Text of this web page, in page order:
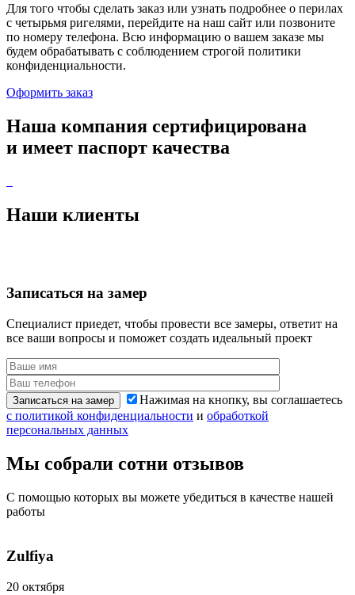
Для того чтобы сделать заказ или узнать подробнее о перилах
с четырьмя ригелями, перейдите на наш сайт или позвоните
по номеру телефона. Всю информацию о вашем заказе мы
будем обрабатывать с соблюдением строгой политики
конфиденциальности.
Оформить заказ
Наша компания сертифицирована
и имеет паспорт качества
Наши клиенты
Записаться на замер
Специалист приедет, чтобы провести все замеры, ответит на
все ваши вопросы и поможет создать идеальный проект
Записаться на замер
Нажимая на кнопку, вы соглашаетесь
с политикой конфиденциальности и обработкой
персональных данных
Мы собрали сотни отзывов
С помощью которых вы можете убедиться в качестве нашей
работы
Zulfiya
20 октября